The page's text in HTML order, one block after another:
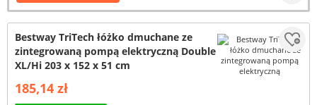
Bestway TriTech łóżko dmuchane ze
zintegrowaną pompą elektryczną Double
XL/Hi 203 x 152 x 51 cm
185,14 zł